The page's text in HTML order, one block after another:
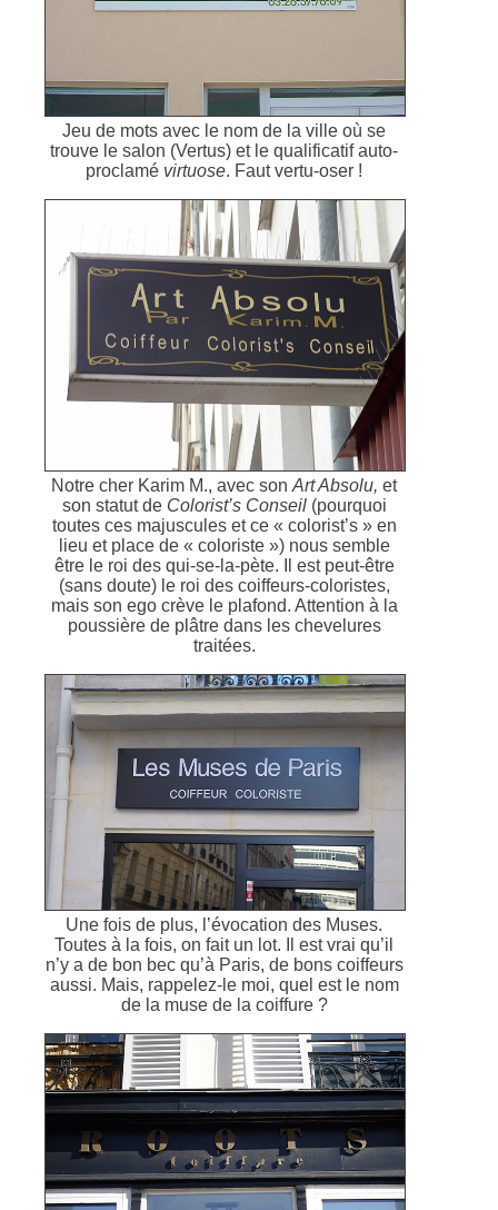
Jeu de mots avec le nom de la ville où se
trouve le salon (Vertus) et le qualificatif auto-
proclamé virtuose. Faut vertu-oser !
Notre cher Karim M., avec sonArt Absolu, et
son statut de Colorist’s Conseil(pourquoi
toutes ces majuscules et ce « colorist’s » en
lieu et place de « coloriste ») nous semble
être le roi des qui-se-la-pète. Il est peut-être
(sans doute) le roi des coiffeurs-coloristes,
mais son ego crève le plafond. Attention à la
poussière de plâtre dans les chevelures
traitées.
Une fois de plus, l’évocation des Muses.
Toutes à la fois, on fait un lot. Il est vrai qu’il
n’y a de bon bec qu’à Paris, de bons coiffeurs
aussi. Mais, rappelez-le moi, quel est le nom
de la muse de la coiffure ?